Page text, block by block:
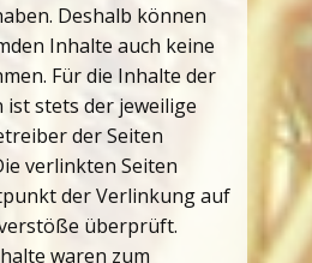
Deshalb können
Inhalte auch keine
Für die Inhalte der
ist stets der jeweilige
der Seiten
verlinkten Seiten
der Verlinkung auf
überprüft.
waren zum